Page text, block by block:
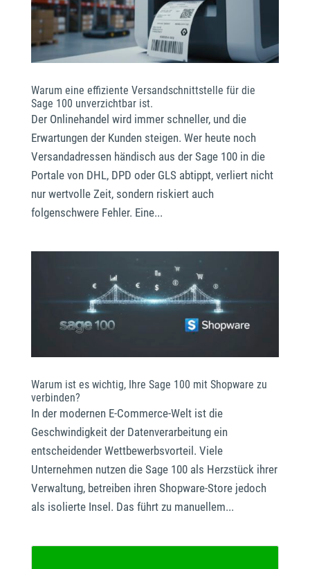
Warum eine effiziente Versandschnittstelle für die
Sage 100 unverzichtbar ist.
Der Onlinehandel wird immer schneller, und die
Erwartungen der Kunden steigen. Wer heute noch
Versandadressen händisch aus der Sage 100 in die
Portale von DHL, DPD oder GLS abtippt, verliert nicht
nur wertvolle Zeit, sondern riskiert auch
folgenschwere Fehler. Eine...
Warum ist es wichtig, Ihre Sage 100 mit Shopware zu
verbinden?
In der modernen E-Commerce-Welt ist die
Geschwindigkeit der Datenverarbeitung ein
entscheidender Wettbewerbsvorteil. Viele
Unternehmen nutzen die Sage 100 als Herzstück ihrer
Verwaltung, betreiben ihren Shopware-Store jedoch
als isolierte Insel. Das führt zu manuellem...